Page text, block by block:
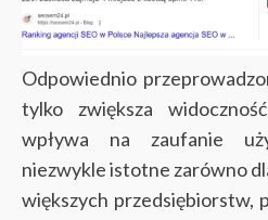
Odpowiednio
tylko zwiększa
wpływa na zaufanie
niezwykle istotne zarówno
większych przedsiębiorstw,